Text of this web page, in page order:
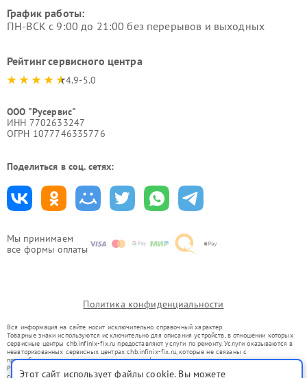
Мы принимаем
все формы оплаты
График работы:
ПН-ВСК с 9:00 до 21:00 без перерывов и выходных
Рейтинг сервисного центра
4.9-5.0
ООО "Русервис"
ИНН 7702633247
ОГРН 1077746335776
Поделиться в соц. сетях:
Политика конфиденциальности
Вся информация на сайте носит исключительно справочный характер.
Товарные знаки используются исключительно для описания устройств, в отношении которых
сервисные центры chb.infinix-fix.ru предоставляют услуги по ремонту. Услуги оказываются в
неавторизованных сервисных центрах chb.infinix-fix.ru, которые не связаны с
правообладателями товарных знаков или их официальными представителями.
Ремонт осуществляется для устройств, уже введенных в гражданский оборот в соответствии
Этот сайт использует файлы cookie. Вы можете